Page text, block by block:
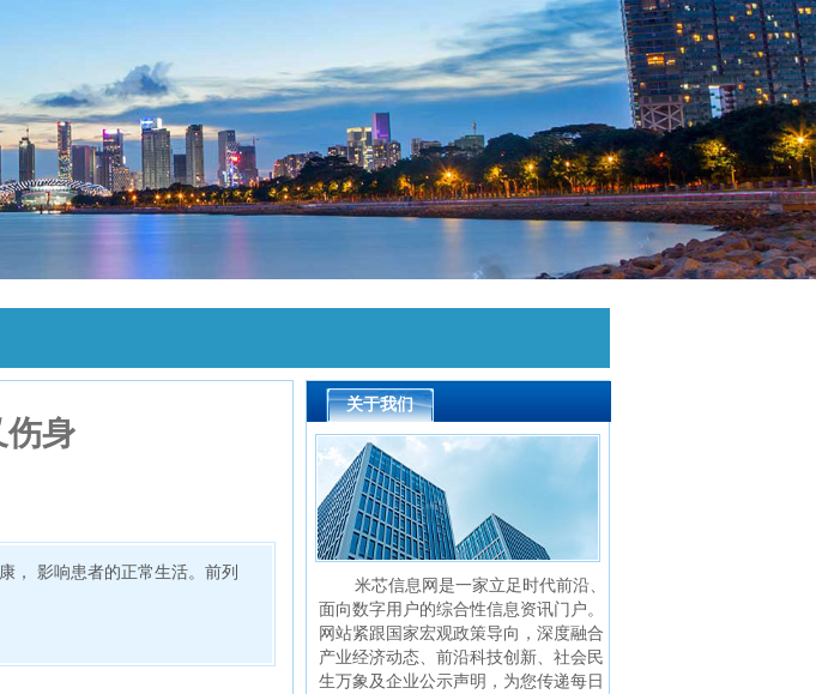
伤身
， 影响患者的正常生活。前列
关于我们
米芯信息网是一家立足时代前沿、
面向数字用户的综合性信息资讯门户。
网站紧跟国家宏观政策导向，深度融合
产业经济动态、前沿科技创新、社会民
生万象及企业公示声明，为您传递每日